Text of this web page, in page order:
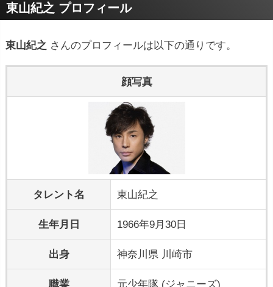
東山紀之 プロフィール
東山紀之 さんのプロフィールは以下の通りです。
顔写真
タレント名 東山紀之
生年月日 1966年9月30日
出身 神奈川県 川崎市
職業 元少年隊 (ジャニーズ)